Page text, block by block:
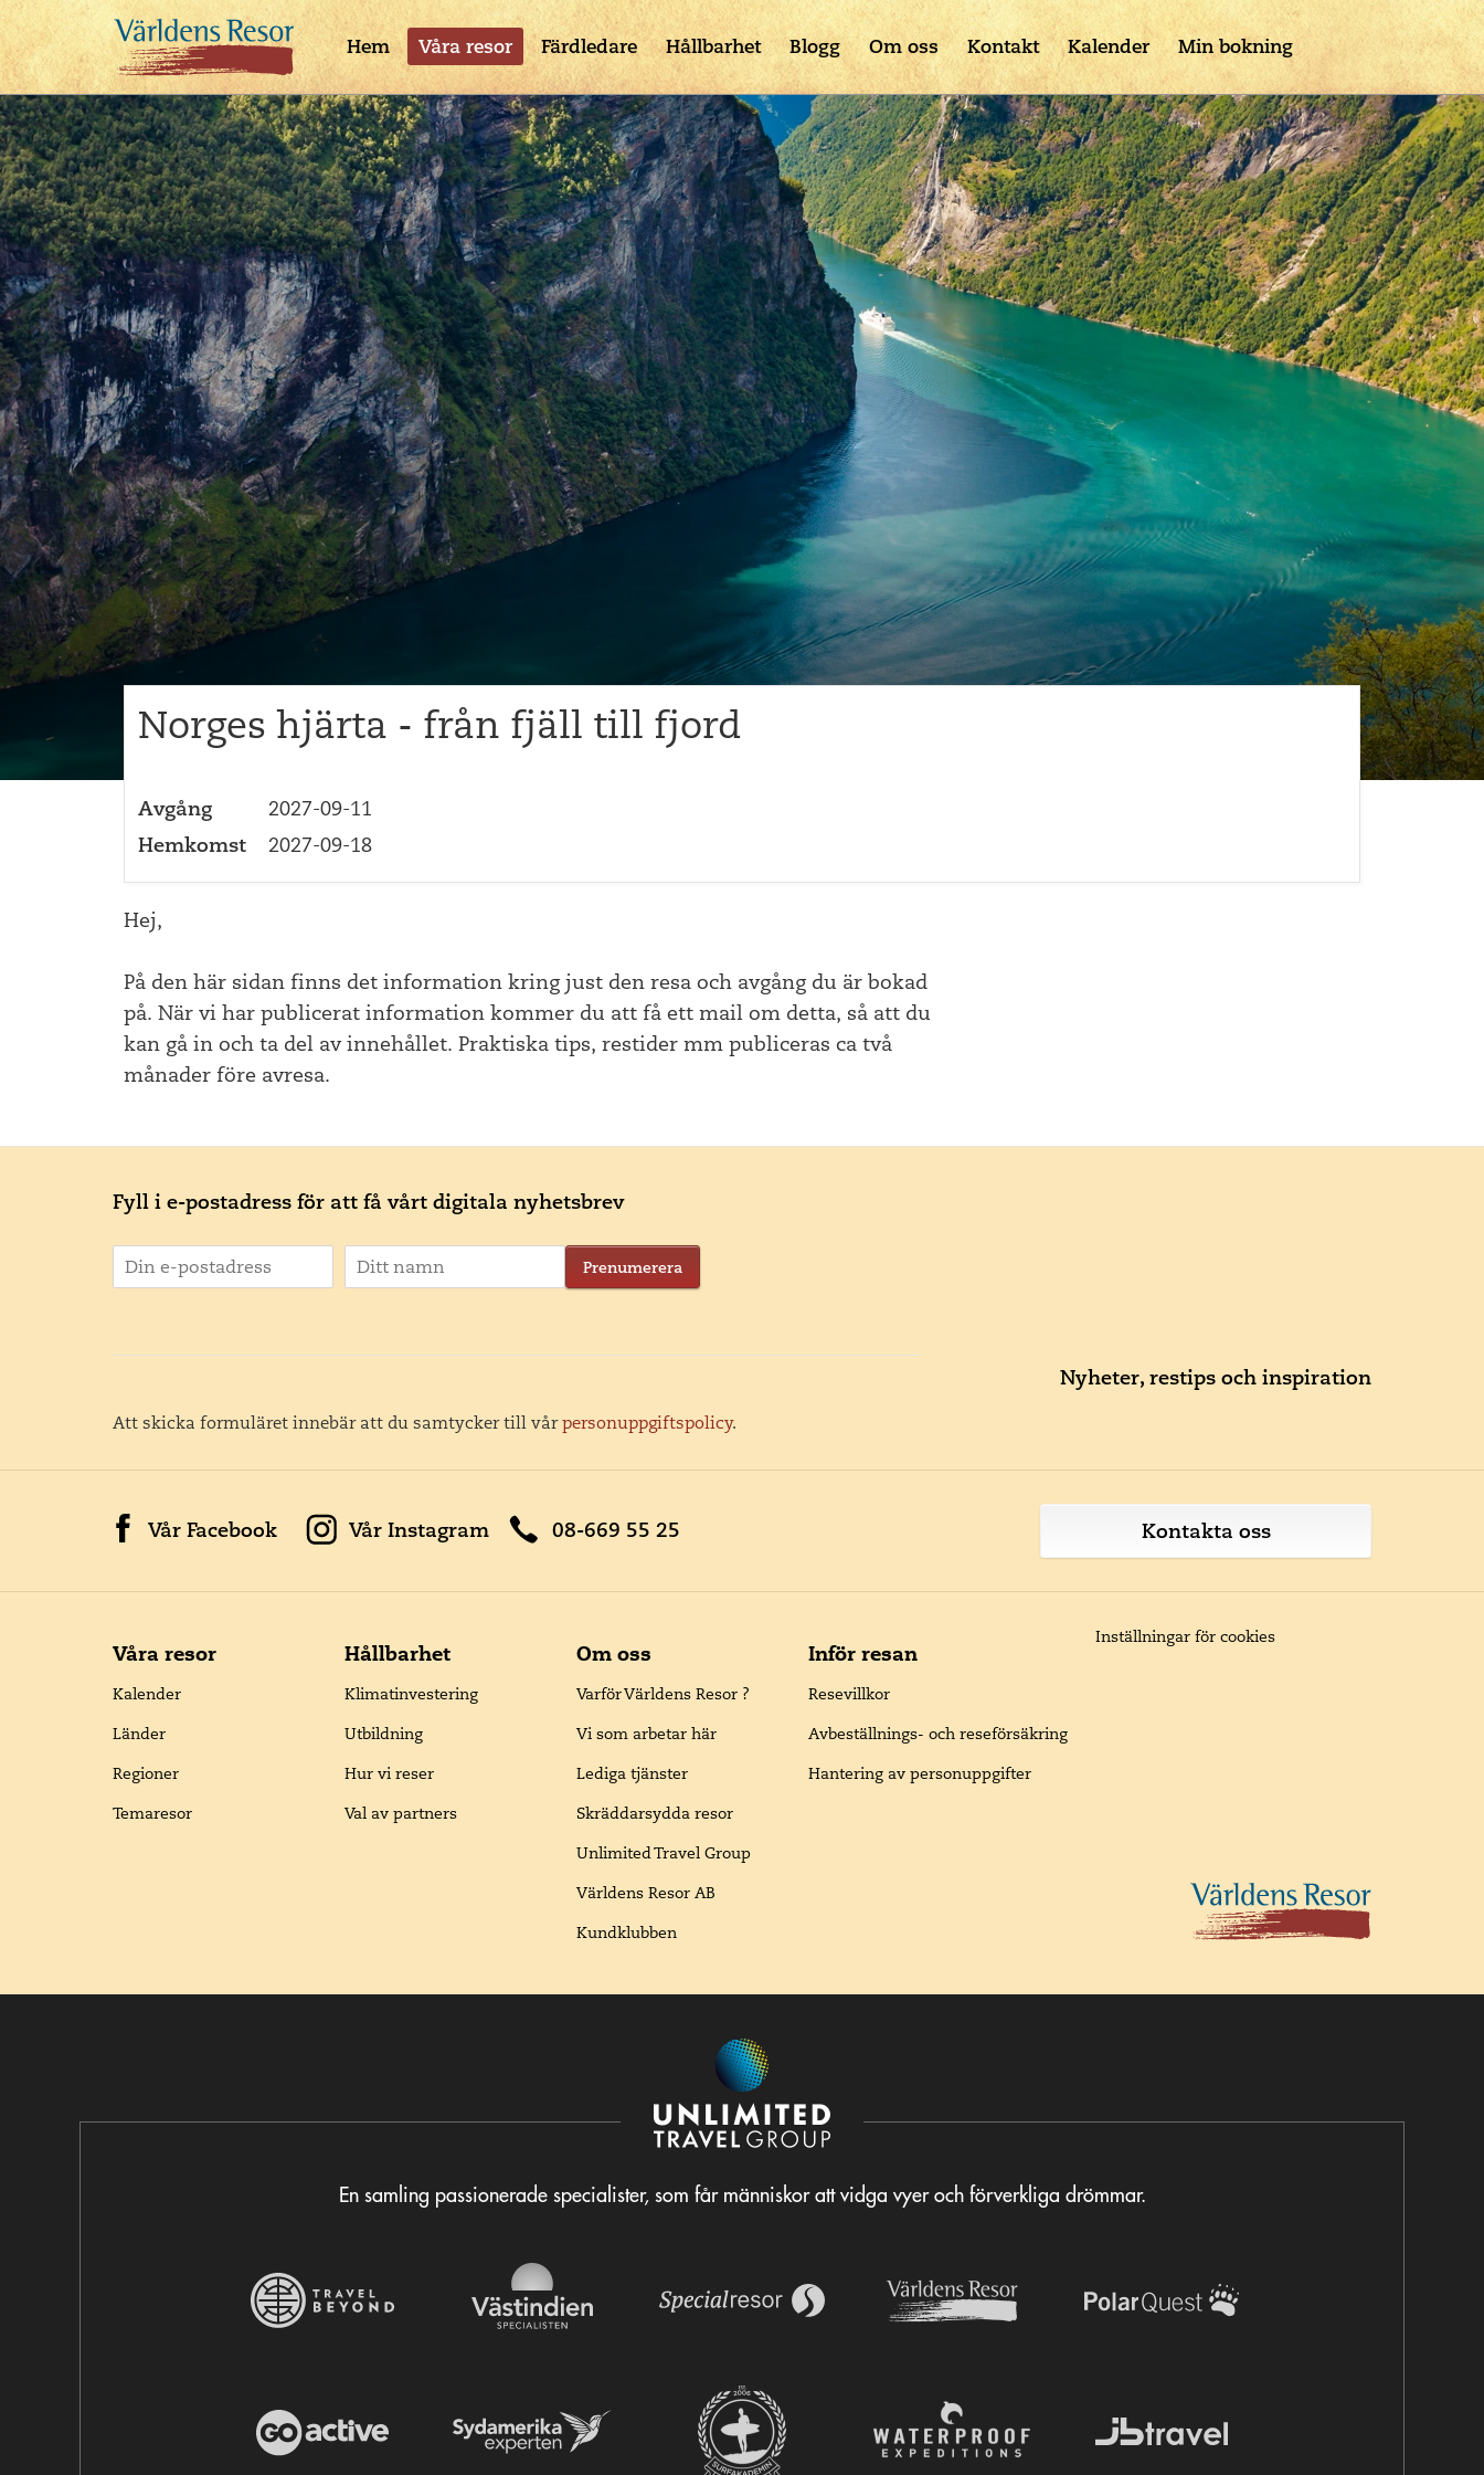
Hem Våra resor Färdledare Hållbarhet Blogg Om oss Kontakt Kalender Min bokning
Norges hjärta - från fjäll till fjord
Avgång
2027-09-11
Hemkomst
2027-09-18
Hej,
På den här sidan finns det information kring just den resa och avgång du är bokad
på. När vi har publicerat information kommer du att få ett mail om detta, så att du
kan gå in och ta del av innehållet. Praktiska tips, restider mm publiceras ca två
månader före avresa.
Fyll i e-postadress för att få vårt digitala nyhetsbrev
Prenumerera
Nyheter, restips och inspiration
Att skicka formuläret innebär att du samtycker till vårpersonuppgiftspolicy.
Vår Facebook Vår Instagram 08-669 55 25 Kontakta oss
Våra resor
Kalender
Länder
Regioner
Temaresor
Hållbarhet
Klimatinvestering
Utbildning
Hur vi reser
Val av partners
Om oss
Varför Världens Resor ?
Vi som arbetar här
Lediga tjänster
Skräddarsydda resor
Unlimited Travel Group
Världens Resor AB
Kundklubben
Inför resan
Resevillkor
Avbeställnings- och reseförsäkring
Hantering av personuppgifter
Inställningar för cookies
En samling passionerade specialister, som får människor att vidga vyer och förverkliga drömmar.